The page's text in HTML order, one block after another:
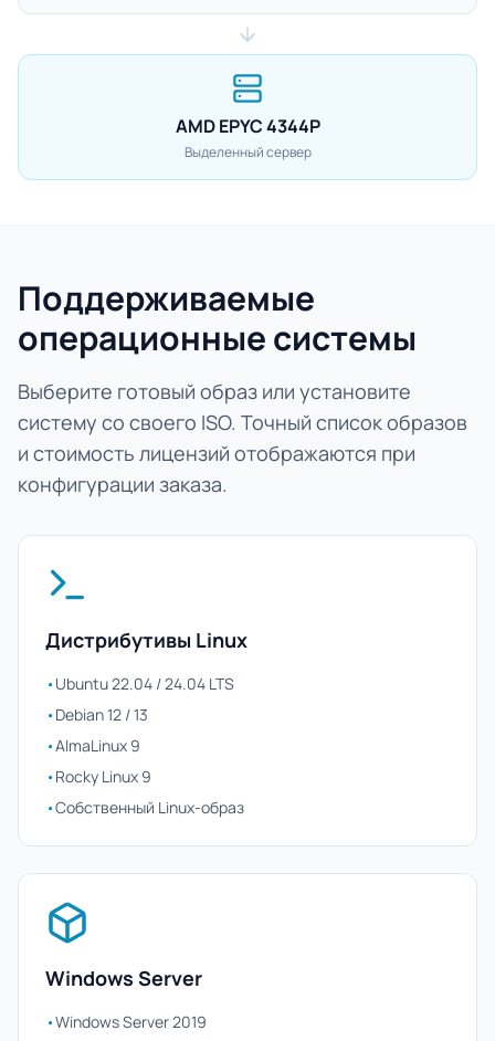
AMD EPYC 4344P
Выделенный сервер
Поддерживаемые
операционные системы
Выберите готовый образ или установите
систему со своего ISO. Точный список образов
и стоимость лицензий отображаются при
конфигурации заказа.
Дистрибутивы Linux
•Ubuntu 22.04 / 24.04 LTS
•Debian 12 / 13
•AlmaLinux 9
•Rocky Linux 9
•Собственный Linux-образ
Windows Server
•Windows Server 2019